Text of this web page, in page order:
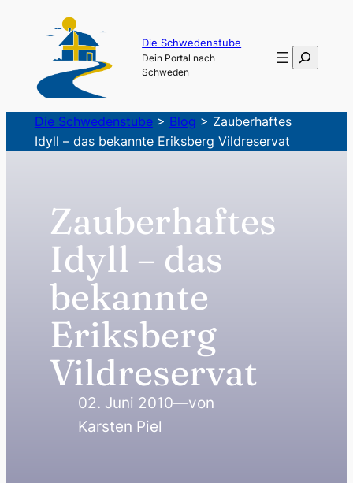
springen
Die Schwedenstube
Dein Portal nach
Schweden
Suchen
Die Schwedenstube> Blog > Zauberhaftes
Idyll – das bekannte Eriksberg Vildreservat
Zauberhaftes
Idyll – das
bekannte
Eriksberg
Vildreservat
02. Juni 2010—von
Karsten Piel